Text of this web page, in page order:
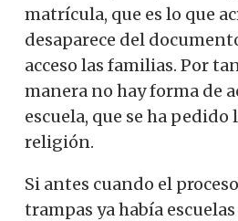
matrícula, que es lo que
desaparece del
acceso las familias. Por
manera no hay forma de
escuela, que se ha pedido
religión.
Si antes cuando el
trampas ya había